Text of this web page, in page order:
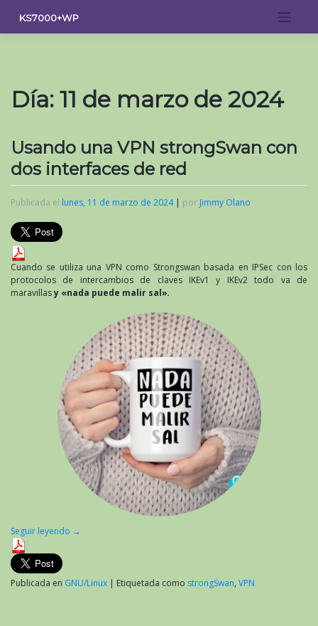
contenido
KS7000+WP
Día: 11 de marzo de 2024
Usando una VPN strongSwan con
dos interfaces de red
Publicada el lunes, 11 de marzo de 2024| por Jimmy Olano
Cuando se utiliza una VPN como Strongswan basada en IPSec con los
protocolos de intercambios de claves IKEv1 y IKEv2 todo va de
maravillasy «nada puede malir sal».
Seguir leyendo →
Publicada en GNU/Linux | Etiquetada como strongSwan, VPN